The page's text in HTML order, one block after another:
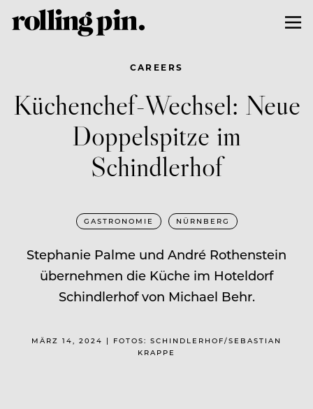
CAREERS
Küchenchef-Wechsel: Neue
Doppelspitze im
Schindlerhof
GASTRONOMIE NÜRNBERG
Stephanie Palme und André Rothenstein
übernehmen die Küche im Hoteldorf
Schindlerhof von Michael Behr.
MÄRZ 14, 2024 | FOTOS: SCHINDLERHOF/SEBASTIAN
KRAPPE